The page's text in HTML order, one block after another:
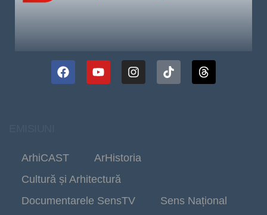
ArhiCAST
ArHistoria
Cultură și Arhitectură
Documentarele SensTV
Sens Național